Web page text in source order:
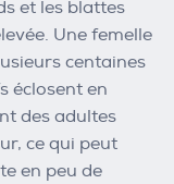
et les blattes
Une femelle
centaines
éclosent en
des adultes
ce qui peut
en peu de